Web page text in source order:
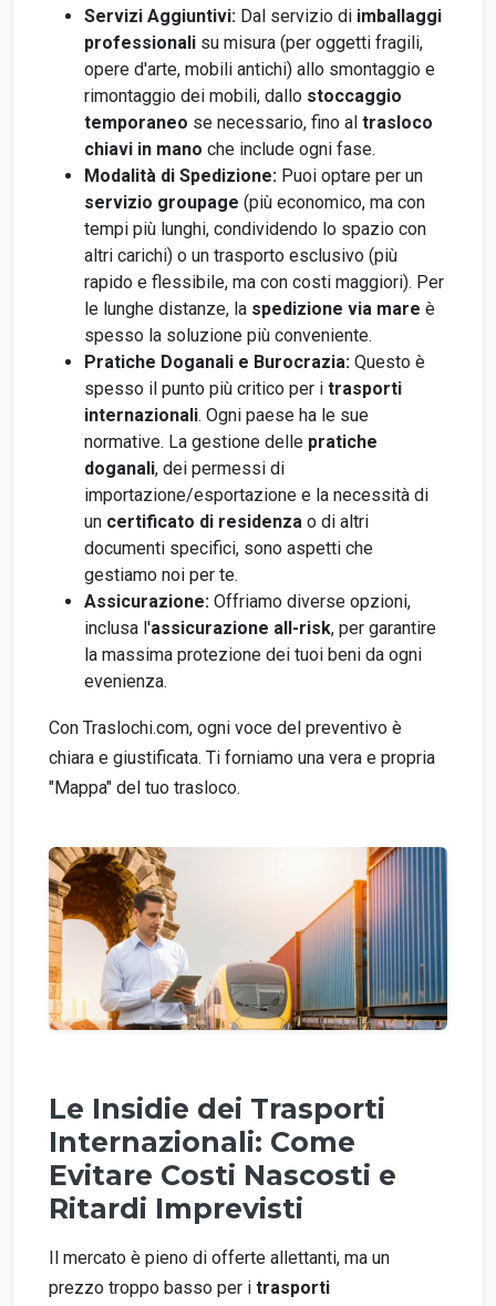
Servizi Aggiuntivi: Dal servizio di imballaggi
professionali su misura (per oggetti fragili,
opere d'arte, mobili antichi) allo smontaggio e
rimontaggio dei mobili, dallo stoccaggio
temporaneo se necessario, fino al trasloco
chiavi in mano che include ogni fase.
Modalità di Spedizione: Puoi optare per un
servizio groupage (più economico, ma con
tempi più lunghi, condividendo lo spazio con
altri carichi) o un trasporto esclusivo (più
rapido e flessibile, ma con costi maggiori). Per
le lunghe distanze, la spedizione via mare è
spesso la soluzione più conveniente.
Pratiche Doganali e Burocrazia: Questo è
spesso il punto più critico per i trasporti
internazionali. Ogni paese ha le sue
normative. La gestione delle pratiche
doganali, dei permessi di
importazione/esportazione e la necessità di
un certificato di residenza o di altri
documenti specifici, sono aspetti che
gestiamo noi per te.
Assicurazione: Offriamo diverse opzioni,
inclusa l'assicurazione all-risk, per garantire
la massima protezione dei tuoi beni da ogni
evenienza.
Con Traslochi.com, ogni voce del preventivo è
chiara e giustificata. Ti forniamo una vera e propria
"Mappa" del tuo trasloco.
Le Insidie dei Trasporti
Internazionali: Come
Evitare Costi Nascosti e
Ritardi Imprevisti
Il mercato è pieno di offerte allettanti, ma un
prezzo troppo basso per i trasporti